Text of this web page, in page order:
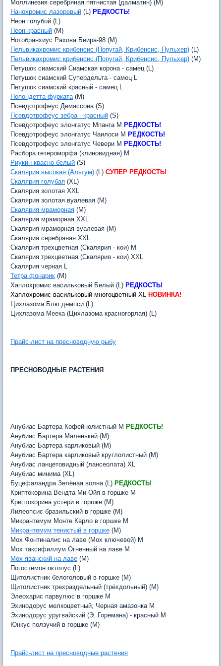
Моллинезия серебряная пятнистая (далматин) (M)
Нанохромис лазоревый (L) РЕДКОСТЬ!
Неон голубой (L)
Неон красный (M)
Нотобранхиус Рахова Беира-98 (M)
Пельвикахромис крибенсис (Попугай, Крибенсис, Пульхер) (L)
Пельвикахромис крибенсис (Попугай, Крибенсис, Пульхер) (M)
Петушок сиамский Сиамская корона - самец (L)
Петушок сиамский Супердельта - самец L
Петушок сиамский красный - самец L
Попондетта фурката(M)
Псевдотрофеус Демассона (S)
Псевдотрофеус зебра - красный (S)
Псевдотрофеус элонгатус Мпанга M РЕДКОСТЬ!
Псевдотрофеус элонгатус Чаилоси M РЕДКОСТЬ!
Псевдотрофеус элонгатус Чевери M РЕДКОСТЬ!
Расбора гетероморфа (клиновидная) M
Риукин красно-белый (S)
Скалярия высокая (Альтум) (L) СУПЕР РЕДКОСТЬ!
Скалярия голубая (XL)
Скалярия золотая XXL
Скалярия золотая вуалевая (M)
Скалярия мраморная (M)
Скалярия мраморная XXL
Скалярия мраморная вуалевая (M)
Скалярия серебряная XXL
Скалярия трехцветная (Скалярия - кои) M
Скалярия трехцветная (Скалярия - кои) XXL
Скалярия черная L
Тетра фонарик (M)
Хаплохромис васильковый Белый (L) РЕДКОСТЬ!
Хаплохромис васильковый многоцветный XL НОВИНКА!
Цихлазома Блю демпси (L)
Цихлазома Меека (Цихлазома красногорлая) (L)
Прайс-лист на пресноводную рыбу
ПРЕСНОВОДНЫЕ РАСТЕНИЯ
Анубиас Бартера Кофейнолистный M РЕДКОСТЬ!
Анубиас Бартера Маленький (M)
Анубиас Бартера карликовый (M)
Анубиас Бартера карликовый круглолистный (M)
Анубиас ланцетовидный (лансеолата) XL
Анубиас минима (XL)
Буцефаландра Зелёная волна (L) РЕДКОСТЬ!
Криптокорина Вендта Ми Ойя в горшке M
Криптокорина устери в горшке (M)
Лилеопсис бразильский в горшке (M)
Микрантемум Монте Карло в горшке M
Микрантемум тенистый в горшке (M)
Мох Фонтиналис на лаве (Мох ключевой) M
Мох таксифиллум Огненный на лаве M
Мох яванский на лаве (M)
Погостемон октопус (L)
Щитолистник белоголовый в горшке (M)
Щитолистник трехраздельный (трёхдольный) (M)
Элеохарис парвулюс в горшке M
Эхинодорус мелкоцветный, Черная амазонка M
Эхинодорус уругвайский (Э. Горемана) - красный M
Юнкус ползучий в горшке (M)
Прайс-лист на пресноводные растения